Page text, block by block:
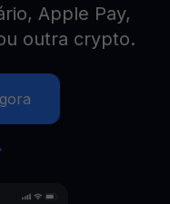
Apple Pay,
outra crypto.